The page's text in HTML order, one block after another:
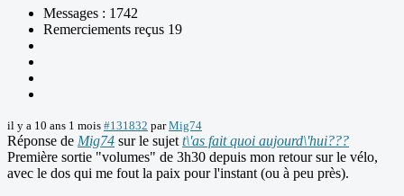
Messages : 1742
Remerciements reçus 19
il y a 10 ans 1 mois #131832 parMig74
Réponse de Mig74 sur le sujet t\'as fait quoi aujourd\'hui???
Première sortie "volumes" de 3h30 depuis mon retour sur le vélo,
avec le dos qui me fout la paix pour l'instant (ou à peu près).